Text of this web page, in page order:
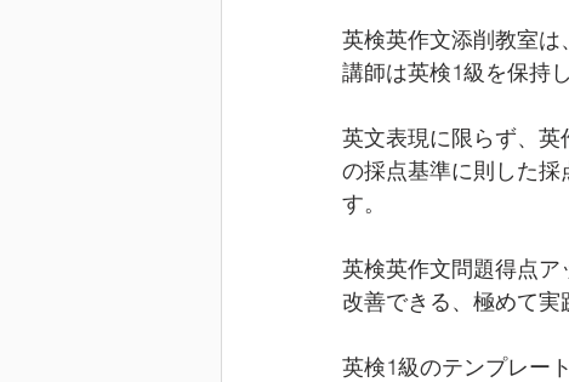
英検英作文添削教室は
講師は英検1級を保持
英文表現に限らず、
の採点基準に則した
す。
英検英作文問題得点
改善できる、極めて実
英検1級のテンプレー